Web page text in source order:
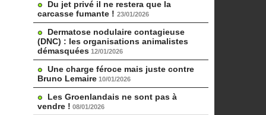
Du jet privé il ne restera que la
carcasse fumante ! 23/01/2026
Dermatose nodulaire contagieuse
(DNC) : les organisations animalistes
démasquées 12/01/2026
Une charge féroce mais juste contre
Bruno Lemaire 10/01/2026
Les Groenlandais ne sont pas à
vendre ! 08/01/2026